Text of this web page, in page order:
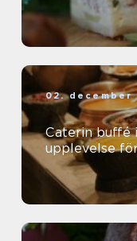
02. december
Caterin buffé
upplevelse